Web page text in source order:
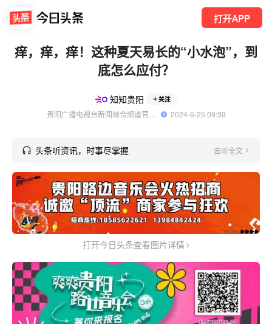
打开APP
痒，痒，痒！这种夏天易长的“小水泡”，到
底怎么应付？
知知贵阳 关注
  2024-6-25 09:39
头条听资讯，时事尽掌握 去听全文
打开今日头条查看图片详情